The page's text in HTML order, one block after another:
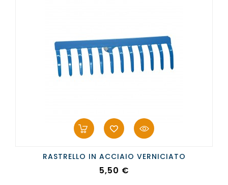
RASTRELLO IN ACCIAIO VERNICIATO
Prezzo
5,50 €